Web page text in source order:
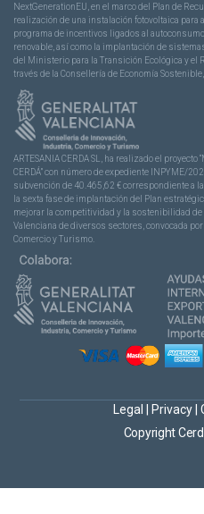
NextGenerationEU, en el marco del Plan de
realización de una instalación fotovoltaica para
programa de incentivos ligados al
renovable, así como la implantación de
del Ministerio para la Transición Ecológica y el
través de la Consellería de Economía
ARTESANIA CERDA SL, ha realizado el proyecto
CERDÁ” con número de expediente INPYME/
subvención de 40.465,62 € correspondiente a
la sexta fase de implantación del Plan
mejorar la competitividad y la sostenibilidad
Valenciana de diversos sectores, convocada
Comercio y Turismo.
Copyright
Legal Privacy